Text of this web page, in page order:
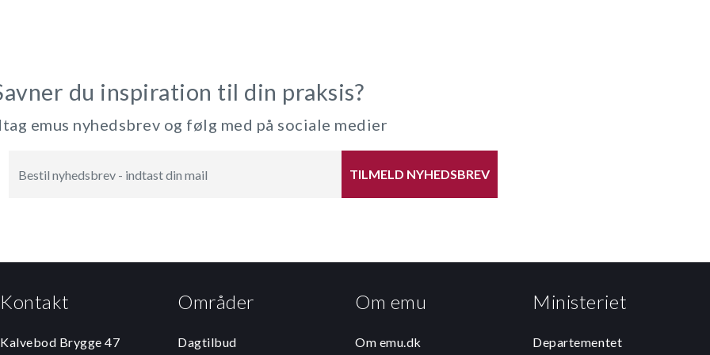
du inspiration til din praksis?
emus nyhedsbrev og følg med på sociale medier
TILMELD NYHEDSBREV
Kontakt
Kalvebod Brygge 47
Områder
Dagtilbud
Om emu
Om emu.dk
Ministeriet
Departementet